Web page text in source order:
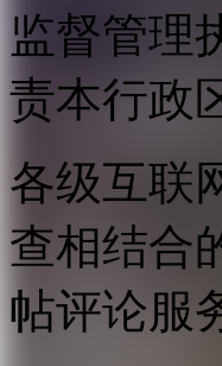
监督管理
责本行政
各级互联
查相结合
帖评论服